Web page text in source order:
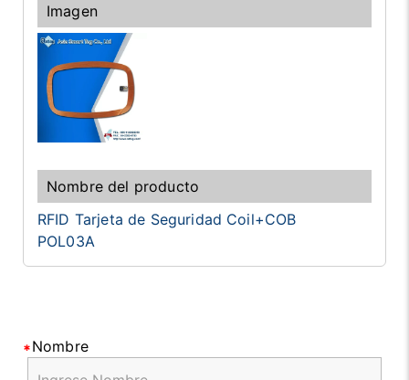
RFID Tarjeta de Seguridad Coil+COB
POL03A
Nombre